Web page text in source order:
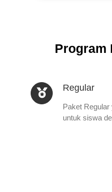
Program
Regular
Paket
untuk siswa